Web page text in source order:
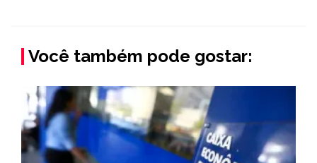
Você também pode gostar: